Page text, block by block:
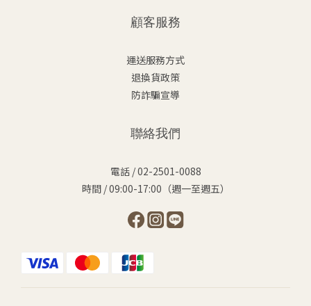
顧客服務
運送服務方式
退換貨政策
防詐騙宣導
聯絡我們
電話 / 02-2501-0088
時間 / 09:00-17:00（週一至週五）